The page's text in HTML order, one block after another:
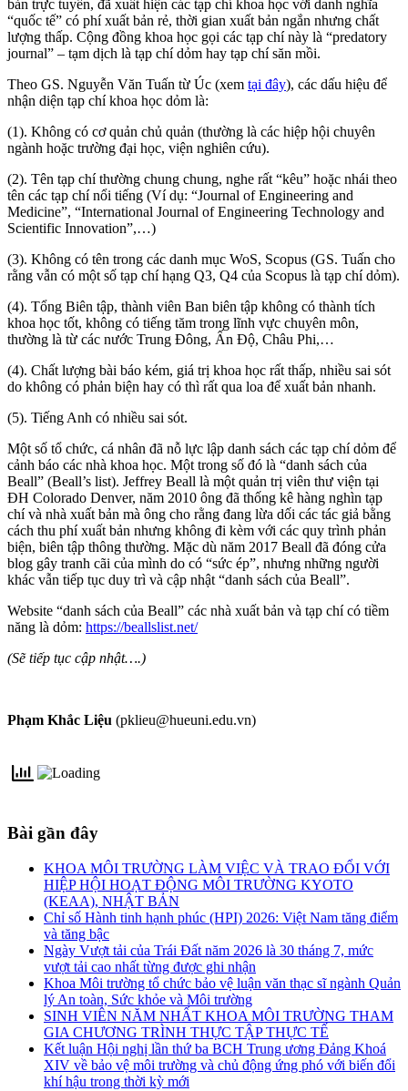
bản trực tuyến, đã xuất hiện các tạp chí khoa học với danh nghĩa
“quốc tế” có phí xuất bản rẻ, thời gian xuất bản ngắn nhưng chất
lượng thấp. Cộng đồng khoa học gọi các tạp chí này là “predatory
journal” – tạm dịch là tạp chí dỏm hay tạp chí săn mồi.
Theo GS. Nguyễn Văn Tuấn từ Úc (xem tại đây), các dấu hiệu để
nhận diện tạp chí khoa học dỏm là:
(1). Không có cơ quản chủ quản (thường là các hiệp hội chuyên
ngành hoặc trường đại học, viện nghiên cứu).
(2). Tên tạp chí thường chung chung, nghe rất “kêu” hoặc nhái theo
tên các tạp chí nổi tiếng (Ví dụ: “Journal of Engineering and
Medicine”, “International Journal of Engineering Technology and
Scientific Innovation”,…)
(3). Không có tên trong các danh mục WoS, Scopus (GS. Tuấn cho
rằng vẫn có một số tạp chí hạng Q3, Q4 của Scopus là tạp chí dỏm).
(4). Tổng Biên tập, thành viên Ban biên tập không có thành tích
khoa học tốt, không có tiếng tăm trong lĩnh vực chuyên môn,
thường là từ các nước Trung Đông, Ấn Độ, Châu Phi,…
(4). Chất lượng bài báo kém, giá trị khoa học rất thấp, nhiều sai sót
do không có phản biện hay có thì rất qua loa để xuất bản nhanh.
(5). Tiếng Anh có nhiều sai sót.
Một số tổ chức, cá nhân đã nỗ lực lập danh sách các tạp chí dỏm để
cảnh báo các nhà khoa học. Một trong số đó là “danh sách của
Beall” (Beall’s list). Jeffrey Beall là một quản trị viên thư viện tại
ĐH Colorado Denver, năm 2010 ông đã thống kê hàng nghìn tạp
chí và nhà xuất bản mà ông cho rằng đang lừa dối các tác giả bằng
cách thu phí xuất bản nhưng không đi kèm với các quy trình phản
biện, biên tập thông thường. Mặc dù năm 2017 Beall đã đóng cửa
blog gây tranh cãi của mình do có “sức ép”, nhưng những người
khác vẫn tiếp tục duy trì và cập nhật “danh sách của Beall”.
Website “danh sách của Beall” các nhà xuất bản và tạp chí có tiềm
năng là dỏm: https://beallslist.net/
(Sẽ tiếp tục cập nhật….)
Phạm Khắc Liệu (pklieu@hueuni.edu.vn)
Bài gần đây
KHOA MÔI TRƯỜNG LÀM VIỆC VÀ TRAO ĐỔI VỚI
HIỆP HỘI HOẠT ĐỘNG MÔI TRƯỜNG KYOTO
(KEAA), NHẬT BẢN
Chỉ số Hành tinh hạnh phúc (HPI) 2026: Việt Nam tăng điểm
và tăng bậc
Ngày Vượt tải của Trái Đất năm 2026 là 30 tháng 7, mức
vượt tải cao nhất từng được ghi nhận
Khoa Môi trường tổ chức bảo vệ luận văn thạc sĩ ngành Quản
lý An toàn, Sức khỏe và Môi trường
SINH VIÊN NĂM NHẤT KHOA MÔI TRƯỜNG THAM
GIA CHƯƠNG TRÌNH THỰC TẬP THỰC TẾ
Kết luận Hội nghị lần thứ ba BCH Trung ương Đảng Khoá
XIV về bảo vệ môi trường và chủ động ứng phó với biến đổi
khí hậu trong thời kỳ mới